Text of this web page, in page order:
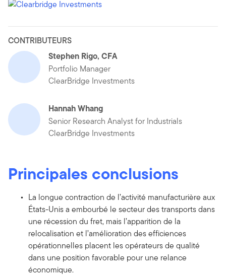
CONTRIBUTEURS
Stephen Rigo, CFA
Portfolio Manager
ClearBridge Investments
Hannah Whang
Senior Research Analyst for Industrials
ClearBridge Investments
Principales conclusions
La longue contraction de l’activité manufacturière aux
États-Unis a embourbé le secteur des transports dans
une récession du fret, mais l’apparition de la
relocalisation et l’amélioration des efficiences
opérationnelles placent les opérateurs de qualité
dans une position favorable pour une relance
économique.